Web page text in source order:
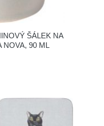
ŠÁLEK NA
NOVA, 90 ML